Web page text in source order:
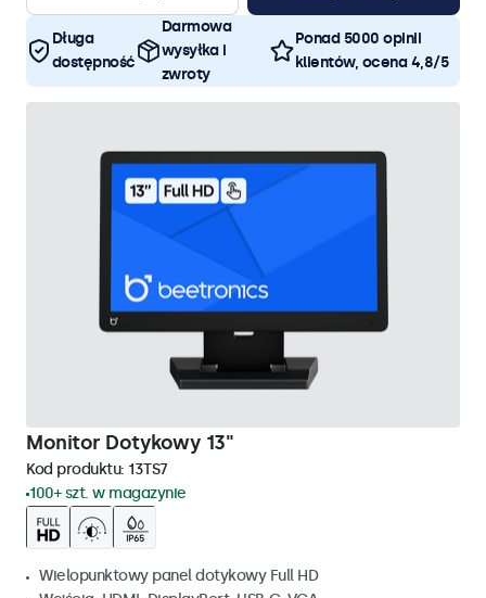
Długa
dostępność
Darmowa
wysyłka i
zwroty
Ponad 5000 opinii
klientów, ocena 4,8/5
Monitor Dotykowy 13"
Kod produktu: 13TS7
100+ szt. w magazynie
Wielopunktowy panel dotykowy Full HD